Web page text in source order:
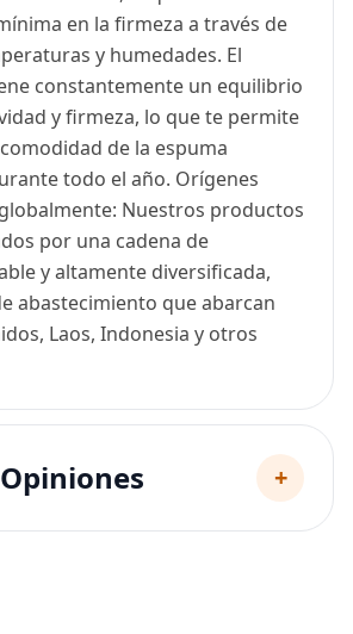
en la firmeza a través de
y humedades. El
constantemente un equilibrio
y firmeza, lo que te permite
de la espuma
todo el año. Orígenes
Nuestros productos
por una cadena de
y altamente diversificada,
abastecimiento que abarcan
Laos, Indonesia y otros
Opiniones +